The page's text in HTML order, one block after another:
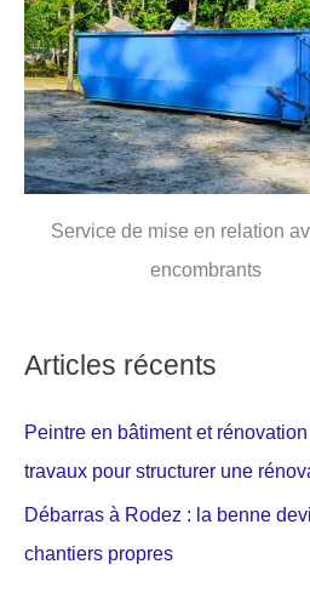
Service de mise en relation
encombrants
Articles récents
Peintre en bâtiment et
travaux pour structurer une
Débarras à Rodez : la benne
chantiers propres